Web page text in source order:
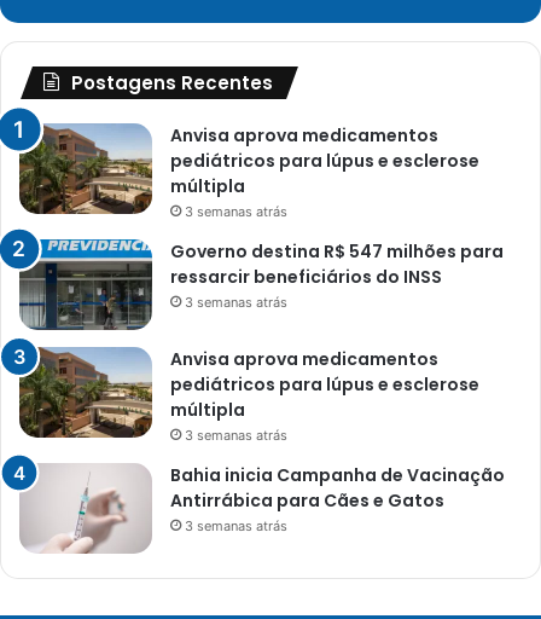
Postagens Recentes
Anvisa aprova medicamentos
pediátricos para lúpus e esclerose
múltipla
3 semanas atrás
Governo destina R$ 547 milhões para
ressarcir beneficiários do INSS
3 semanas atrás
Anvisa aprova medicamentos
pediátricos para lúpus e esclerose
múltipla
3 semanas atrás
Bahia inicia Campanha de Vacinação
Antirrábica para Cães e Gatos
3 semanas atrás